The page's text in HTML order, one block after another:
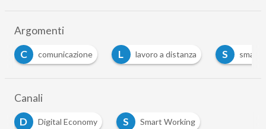
Argomenti
comunicazione L lavoro a distanza S smartworking
Canali
D
Digital Economy S Smart Working